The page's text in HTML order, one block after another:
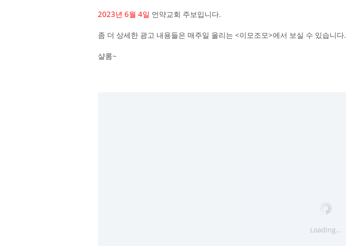
2023년 6월 4일 언약교회 주보입니다.
좀 더 상세한 광고 내용들은 매주일 올리는 <이모조모>에서 보실 수 있습니다.
샬롬~
Loading...